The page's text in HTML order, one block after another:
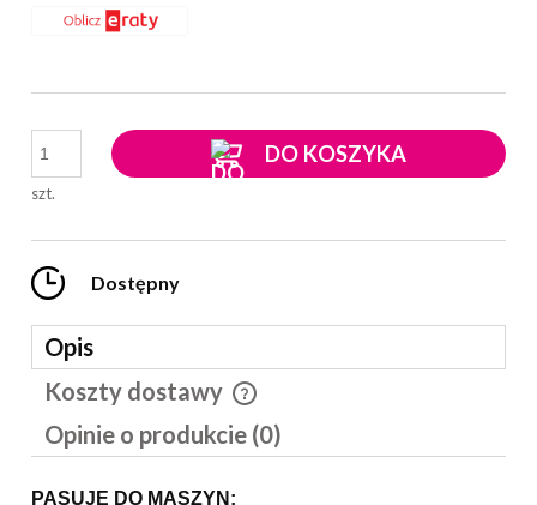
szt.
DO KOSZYKA
Dostępny
Opis
Koszty dostawy
Cena nie zawiera ewentualnych kosztów płatności
Opinie o produkcie (0)
PASUJE DO MASZYN: